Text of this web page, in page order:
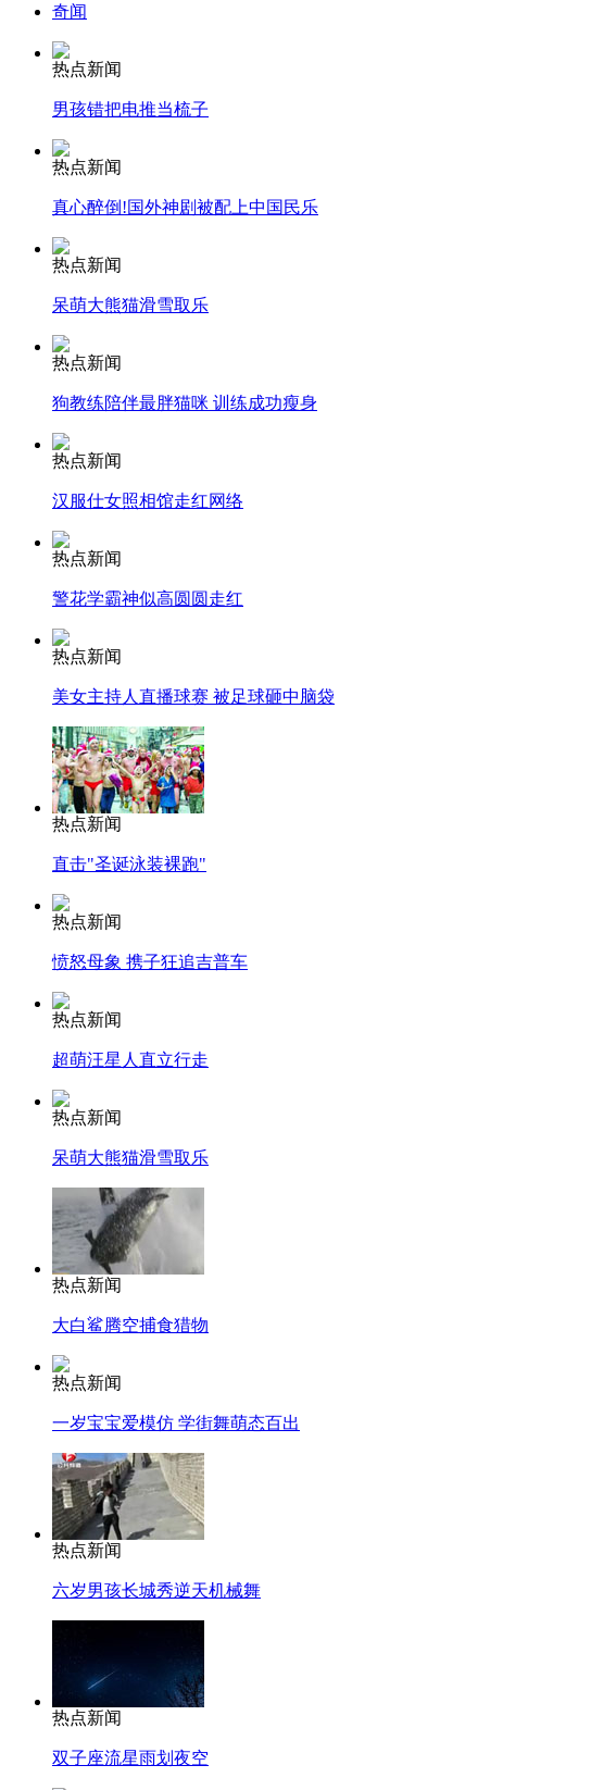
无痛分娩是否安全 医生回应
外交部：有关国家言论片面不公正
安徽一实载49人客车翻车
走！跟着总书记去植树
消防员救轻生者
纽约上演“枕头大战”
司机酒驾遇交警 急速倒车逃窜
奇闻
热点新闻
男孩错把电推当梳子
热点新闻
真心醉倒!国外神剧被配上中国民乐
热点新闻
呆萌大熊猫滑雪取乐
热点新闻
狗教练陪伴最胖猫咪 训练成功瘦身
热点新闻
汉服仕女照相馆走红网络
热点新闻
警花学霸神似高圆圆走红
热点新闻
美女主持人直播球赛 被足球砸中脑袋
热点新闻
直击"圣诞泳装裸跑"
热点新闻
愤怒母象 携子狂追吉普车
热点新闻
超萌汪星人直立行走
热点新闻
呆萌大熊猫滑雪取乐
热点新闻
大白鲨腾空捕食猎物
热点新闻
一岁宝宝爱模仿 学街舞萌态百出
热点新闻
六岁男孩长城秀逆天机械舞
热点新闻
双子座流星雨划夜空